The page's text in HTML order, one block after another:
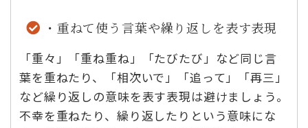
・重ねて使う言葉や繰り返しを表す表現
「重々」「重ね重ね」「たびたび」など同じ言
葉を重ねたり、「相次いで」「追って」「再三」
など繰り返しの意味を表す表現は避けましょう。
不幸を重ねたり、繰り返したりという意味にな